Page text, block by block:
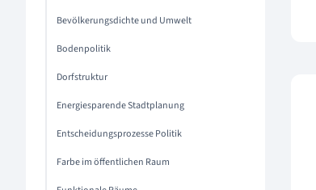
Bevölkerungsdichte und Umwelt
Bodenpolitik
Dorfstruktur
Energiesparende Stadtplanung
Entscheidungsprozesse Politik
Farbe im öffentlichen Raum